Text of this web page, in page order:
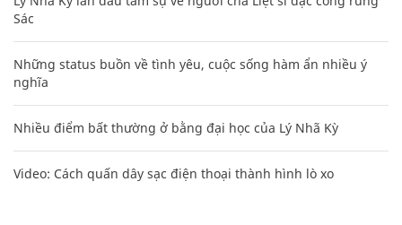
Sác
Những status buồn về tình yêu, cuộc sống hàm ẩn nhiều ý
nghĩa
Nhiều điểm bất thường ở bằng đại học của Lý Nhã Kỳ
Video: Cách quấn dây sạc điện thoại thành hình lò xo